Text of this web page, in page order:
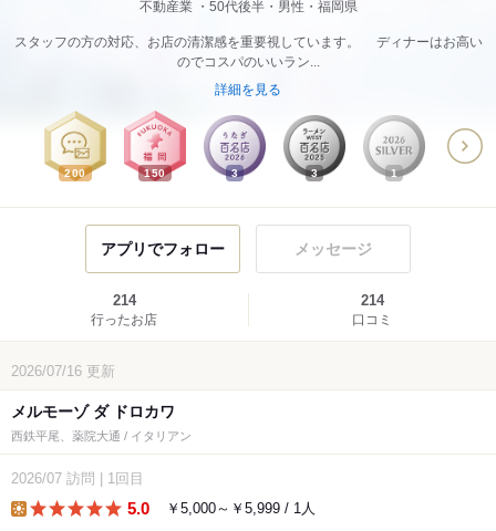
不動産業 50代後半・男性・福岡県
スタッフの方の対応、お店の清潔感を重要視しています。 ディナーはお高い
のでコスパのいいラン...
詳細を見る
200 150 3 3 1
アプリでフォロー メッセージ
214
行ったお店
214
口コミ
2026/07/16 更新
メルモーゾ ダ ドロカワ
西鉄平尾、薬院大通 / イタリアン
2026/07 訪問 1回目
5.0 ￥5,000～￥5,999 / 1人